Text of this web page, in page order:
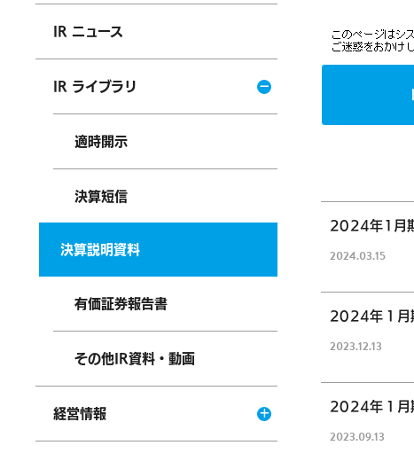
IR ニュース
IR ライブラリ
適時開示
決算短信
決算説明資料
有価証券報告書
その他IR資料・動画
経営情報
2024年1月
2024.03.15
2024年１月
2023.12.13
2024年１月
2023.09.13